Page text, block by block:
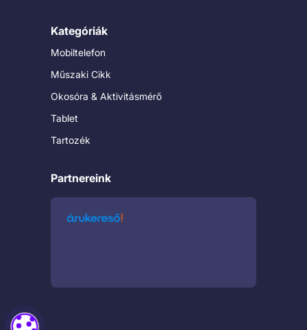
Kategóriák
Mobiltelefon
Műszaki Cikk
Okosóra & Aktivitásmérő
Tablet
Tartozék
Partnereink